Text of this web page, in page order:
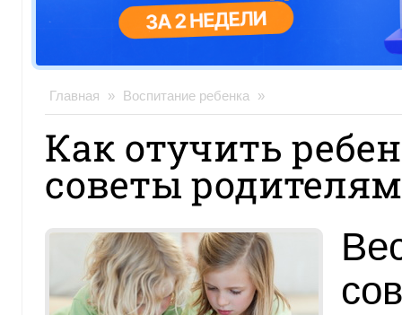
Главная » Воспитание ребенка »
Как отучить
советы родителям